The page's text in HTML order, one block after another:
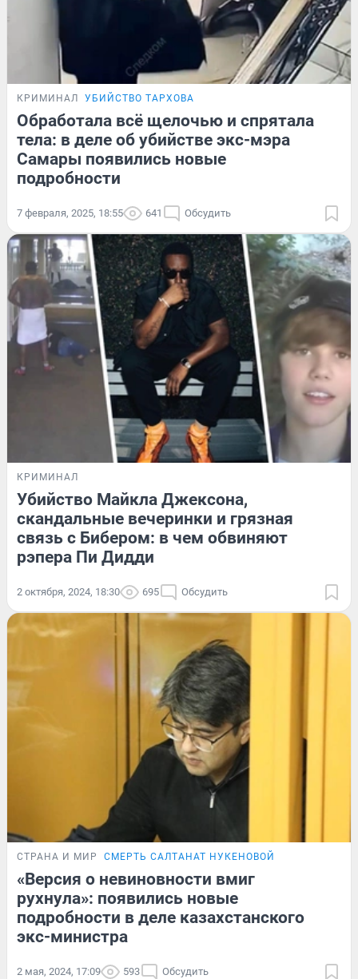
КРИМИНАЛ УБИЙСТВО ТАРХОВА
Обработала всё щелочью и спрятала
тела: в деле об убийстве экс-мэра
Самары появились новые
подробности
7 февраля, 2025, 18:55 641 Обсудить
КРИМИНАЛ
Убийство Майкла Джексона,
скандальные вечеринки и грязная
связь с Бибером: в чем обвиняют
рэпера Пи Дидди
2 октября, 2024, 18:30 695 Обсудить
СТРАНА И МИР СМЕРТЬ САЛТАНАТ НУКЕНОВОЙ
«Версия о невиновности вмиг
рухнула»: появились новые
подробности в деле казахстанского
экс-министра
2 мая, 2024, 17:09 593 Обсудить